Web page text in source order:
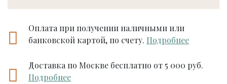
Оплата при получении наличными или
банковской картой, по счету. Подробнее
Доставка по Москве бесплатно от 5 000 руб.
Подробнее